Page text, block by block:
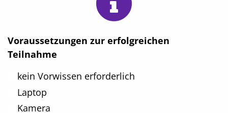
Voraussetzungen zur erfolgreichen
Teilnahme
kein Vorwissen erforderlich
Laptop
Kamera